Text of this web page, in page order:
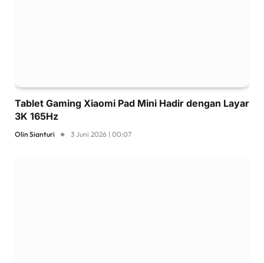
Tablet Gaming Xiaomi Pad Mini Hadir dengan Layar
3K 165Hz
Olin Sianturi 3 Juni 2026 | 00:07